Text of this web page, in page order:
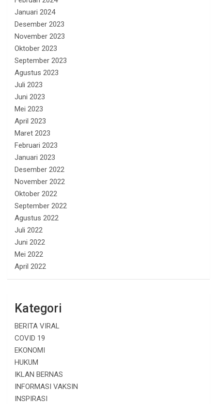
Januari 2024
Desember 2023
November 2023
Oktober 2023
September 2023
Agustus 2023
Juli 2023
Juni 2023
Mei 2023
April 2023
Maret 2023
Februari 2023
Januari 2023
Desember 2022
November 2022
Oktober 2022
September 2022
Agustus 2022
Juli 2022
Juni 2022
Mei 2022
April 2022
Kategori
BERITA VIRAL
COVID 19
EKONOMI
HUKUM
IKLAN BERNAS
INFORMASI VAKSIN
INSPIRASI